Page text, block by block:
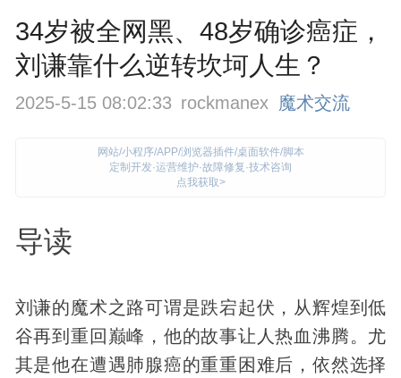
34岁被全网黑、48岁确诊癌症，
刘谦靠什么逆转坎坷人生？
2025-5-15 08:02:33 rockmanex 魔术交流
网站/小程序/APP/浏览器插件/桌面软件/脚本
定制开发·运营维护·故障修复·技术咨询
点我获取>
导读
刘谦的魔术之路可谓是跌宕起伏，从辉煌到低
谷再到重回巅峰，他的故事让人热血沸腾。尤
其是他在遭遇肺腺癌的重重困难后，依然选择